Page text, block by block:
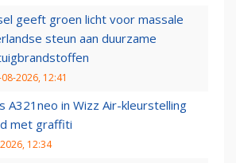
geeft groen licht voor massale
steun aan duurzame
2026, 12:41
A321neo in Wizz Air-kleurstelling
met graffiti
12:34